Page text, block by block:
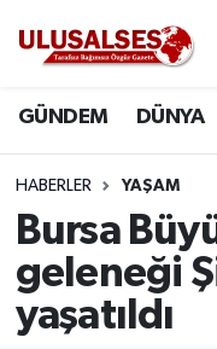
GÜNDEM DÜNYA
HABERLER YAŞAM
Bursa
geleneği
yaşatıldı
DÜNYA
SİYASET
EKONOMİ
EĞİTİM
Trafik Durumu
Süper Lig Puan
Tüm Manşetler
Son Dakika